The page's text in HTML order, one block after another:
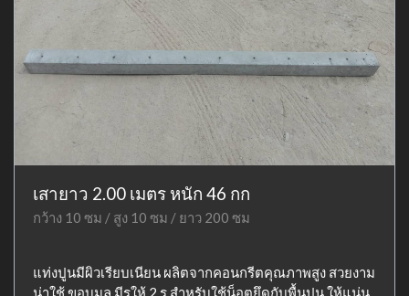
เสายาว 2.00 เมตร หนัก 46 กก
กว้าง 10 ซม / สูง 10 ซม / ยาว 200 ซม
แท่งปูนมีผิวเรียบเนียน ผลิตจากคอนกรีตคุณภาพสูง สวยงาม
น่าใช้ ขอบมล มีรูให้ 2 รู สำหรับใช้น็อตยึดกับพื้นปูน ให้แน่น